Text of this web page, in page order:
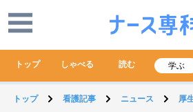
トップ しゃべる 読む 学ぶ
トップ 看護記事 ニュース 厚